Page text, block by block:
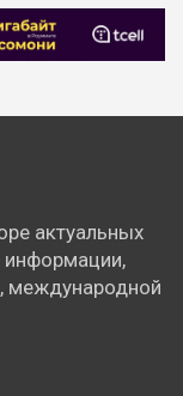
актуальных
информации,
международной